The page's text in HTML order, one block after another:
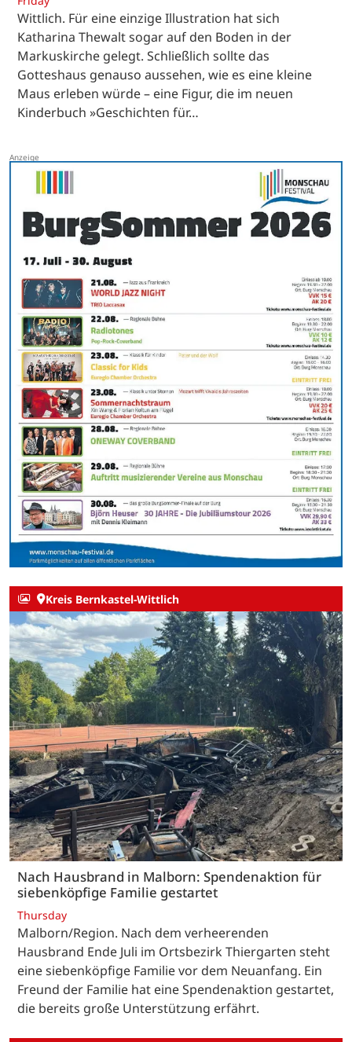
Wittlich. Für eine einzige Illustration hat sich
Katharina Thewalt sogar auf den Boden in der
Markuskirche gelegt. Schließlich sollte das
Gotteshaus genauso aussehen, wie es eine kleine
Maus erleben würde – eine Figur, die im neuen
Kinderbuch »Geschichten für…
Kreis Bernkastel-Wittlich
Nach Hausbrand in Malborn: Spendenaktion für
siebenköpfige Familie gestartet
Thursday
Malborn/Region. Nach dem verheerenden
Hausbrand Ende Juli im Ortsbezirk Thiergarten steht
eine siebenköpfige Familie vor dem Neuanfang. Ein
Freund der Familie hat eine Spendenaktion gestartet,
die bereits große Unterstützung erfährt.